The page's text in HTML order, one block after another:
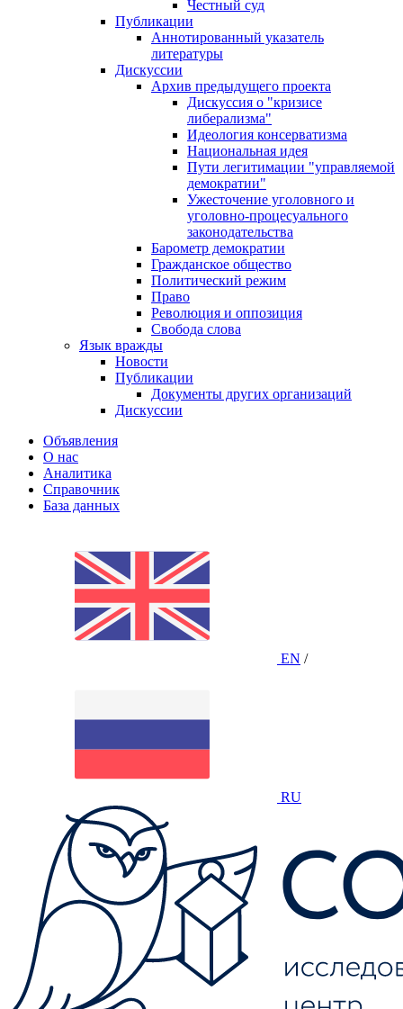
Честный суд
Публикации
Аннотированный указатель
литературы
Дискуссии
Архив предыдущего проекта
Дискуссия о "кризисе
либерализма"
Идеология консерватизма
Национальная идея
Пути легитимации "управляемой
демократии"
Ужесточение уголовного и
уголовно-процесуального
законодательства
Барометр демократии
Гражданское общество
Политический режим
Право
Революция и оппозиция
Свобода слова
Язык вражды
Новости
Публикации
Документы других организаций
Дискуссии
Объявления
О нас
Аналитика
Справочник
База данных
EN /
RU